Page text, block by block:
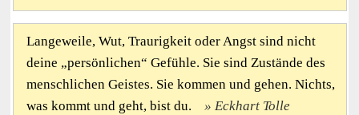
Langeweile, Wut, Traurigkeit oder Angst sind nicht
deine „persönlichen“ Gefühle. Sie sind Zustände des
menschlichen Geistes. Sie kommen und gehen. Nichts,
was kommt und geht, bist du.
Eckhart Tolle